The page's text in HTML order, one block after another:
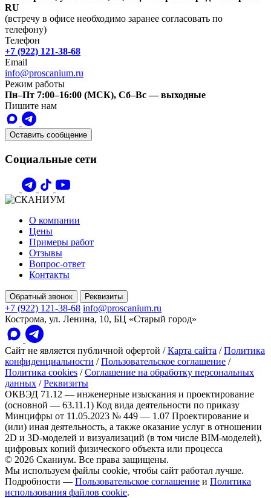
RU
(встречу в офисе необходимо заранее согласовать по
телефону)
Телефон
+7 (922) 121-38-68
Email
info@proscanium.ru
Режим работы
Пн–Пт 7:00–16:00 (МСК), Сб–Вс — выходные
Пишите нам
Оставить сообщение
Социальные сети
О компании
Цены
Примеры работ
Отзывы
Вопрос-ответ
Контакты
Обратный звонок Реквизиты
+7 (922) 121-38-68 info@proscanium.ru
Кострома, ул. Ленина, 10, БЦ «Старый город»
Сайт не является публичной офертой / Карта сайта / Политика
конфиденциальности / Пользовательское соглашение /
Политика cookies / Соглашение на обработку персональных
данных / Реквизиты
ОКВЭД 71.12 — инженерные изыскания и проектирование
(основной — 63.11.1) Код вида деятельности по приказу
Минцифры от 11.05.2023 № 449 — 1.07 Проектирование и
(или) иная деятельность, а также оказание услуг в отношении
2D и 3D-моделей и визуализаций (в том числе BIM-моделей),
цифровых копий физического объекта или процесса
© 2026 Сканиум. Все права защищены.
Мы используем файлы cookie, чтобы сайт работал лучше.
Подробности — Пользовательское соглашение и Политика
использования файлов cookie.